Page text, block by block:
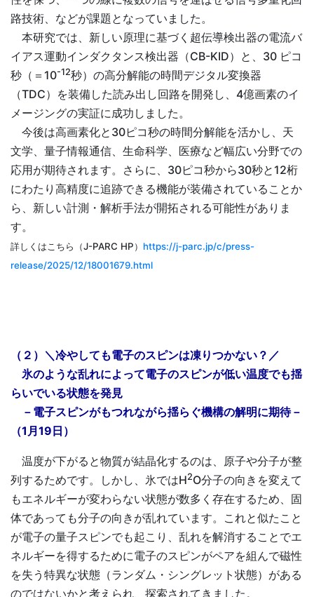
路技術、などが課題となっていました。
本研究では、新しい原理に基づく超伝導検出器の電流バ
イアス運動インダクタンス検出器（CB-KID）と、30 ピコ
秒（＝10-12秒）の高分解能の時間デジタル変換器
（TDC）を装備した読み出し回路を開発し、4億画素のイ
メージングの実証に成功しました。
今後は高画素化と30ピコ秒の時間分解能を活かし、天
文学、量子情報通信、生命科学、医療など幅広い分野での
応用が期待されます。さらに、30ピコ秒から30秒と12桁
にわたり高精度に追跡できる機能が装備されていることか
ら、新しい計測・解析手法が開拓される可能性がありま
す。
詳しくはこちら（J-PARC HP） https://j-parc.jp/c/press-
release/2025/12/18001679.html
（２）＼冷やしても電子のスピンは凍りつかない？／
氷のような乱れによって電子のスピンが低い温度でも揺
らいでいる状態を発見
－電子スピンがもつれながら揺らぐ機構の解明に期待－
（1月19日）
温度が下がると物質が結晶化するのは、原子や分子が整
列するためです。しかし、氷ではH2O分子の向きを変えて
もエネルギーが変わらない状態が数多く存在するため、固
体であっても分子の向きが乱れています。これと似たこと
が電子の量子スピンでも起こり、乱れを解消することでエ
ネルギーを得するために電子のスピンがペアを組んで磁性
を失う特異な状態（ランダム・シングレット状態）がある
のではないかと考えられ、探索されてきました。